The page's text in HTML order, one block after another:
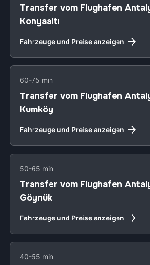
Transfer vom Flughafen
Konyaaltı
Fahrzeuge und Preise anzeigen
60-75 min
Transfer vom Flughafen
Kumköy
Fahrzeuge und Preise anzeigen
50-65 min
Transfer vom Flughafen
Göynük
Fahrzeuge und Preise anzeigen
40-55 min